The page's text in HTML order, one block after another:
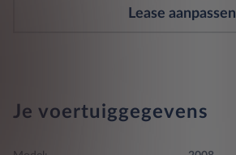
Lease aanpassen
Je voertuiggegevens